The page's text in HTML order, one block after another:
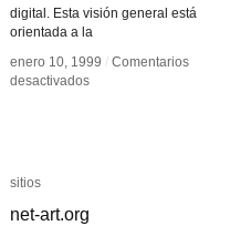
digital. Esta visión general está
orientada a la
enero 10, 1999 / Comentarios
desactivadosen
enero 10, 1999 / Comentarios
desactivadosen
sitios
net-art.org
sitios
net-art.org